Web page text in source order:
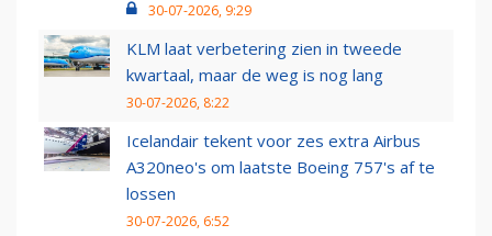
30-07-2026, 9:29
KLM laat verbetering zien in tweede
kwartaal, maar de weg is nog lang
30-07-2026, 8:22
Icelandair tekent voor zes extra Airbus
A320neo's om laatste Boeing 757's af te
lossen
30-07-2026, 6:52